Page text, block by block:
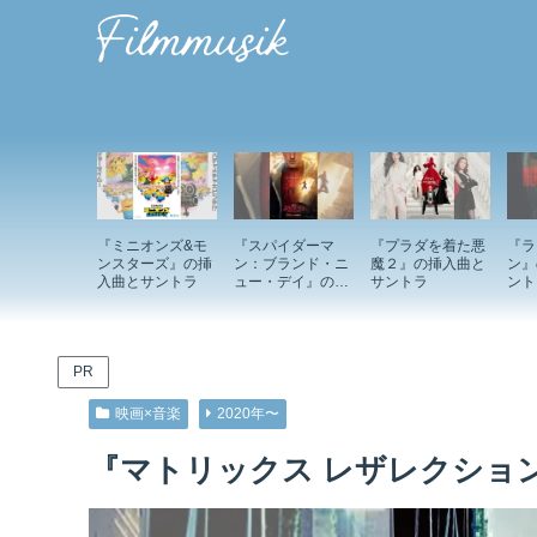
『ミニオンズ&モ
ンスターズ』の挿
入曲とサントラ
『スパイダーマ
ン：ブランド・ニ
ュー・デイ』の挿
『プラダを着た悪
魔２』の挿入曲と
サントラ
『
ン
ン
PR
映画×音楽 2020年〜
『マトリックス レザレクシ